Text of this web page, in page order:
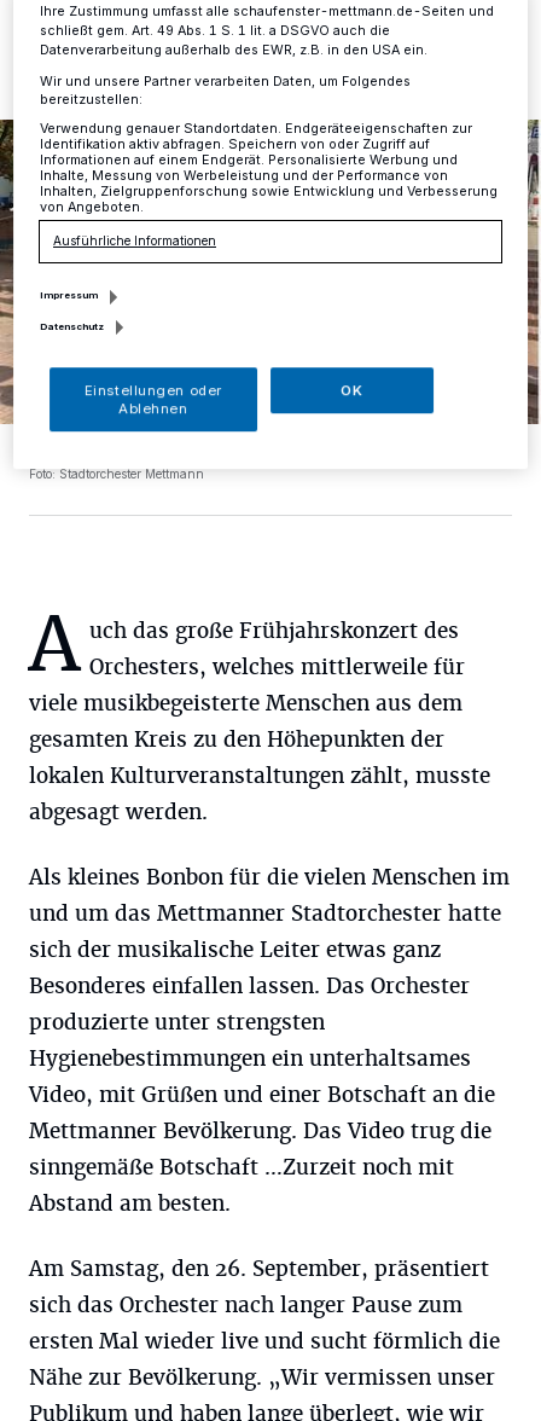
18.09.2020 , 12:49 Uhr 2 Minuten Lesezeit
Foto: Stadtorchester Mettmann
A uch das große Frühjahrskonzert des
Orchesters, welches mittlerweile für
viele musikbegeisterte Menschen aus dem
gesamten Kreis zu den Höhepunkten der
lokalen Kulturveranstaltungen zählt, musste
abgesagt werden.
Als kleines Bonbon für die vielen Menschen im
und um das Mettmanner Stadtorchester hatte
sich der musikalische Leiter etwas ganz
Besonderes einfallen lassen. Das Orchester
produzierte unter strengsten
Hygienebestimmungen ein unterhaltsames
Video, mit Grüßen und einer Botschaft an die
Mettmanner Bevölkerung. Das Video trug die
sinngemäße Botschaft …Zurzeit noch mit
Abstand am besten.
Am Samstag, den 26. September, präsentiert
sich das Orchester nach langer Pause zum
ersten Mal wieder live und sucht förmlich die
Nähe zur Bevölkerung. „Wir vermissen unser
Publikum und haben lange überlegt, wie wir
Ihre Zustimmung umfasst alle schaufenster-mettmann.de-Seiten und
schließt gem. Art. 49 Abs. 1 S. 1 lit. a DSGVO auch die
Datenverarbeitung außerhalb des EWR, z.B. in den USA ein.
Wir und unsere Partner verarbeiten Daten, um Folgendes
bereitzustellen:
Verwendung genauer Standortdaten. Endgeräteeigenschaften zur
Identifikation aktiv abfragen. Speichern von oder Zugriff auf
Informationen auf einem Endgerät. Personalisierte Werbung und
Inhalte, Messung von Werbeleistung und der Performance von
Inhalten, Zielgruppenforschung sowie Entwicklung und Verbesserung
von Angeboten.
Ausführliche Informationen
Impressum
Datenschutz
Einstellungen oder
Ablehnen
OK